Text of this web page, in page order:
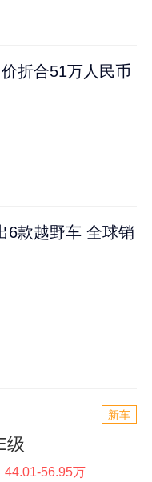
折合51万人民币
6款越野车 全球销
新车
级
44.01-56.95万